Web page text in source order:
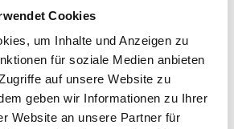
Cookies
um Inhalte und Anzeigen zu
für soziale Medien anbieten
auf unsere Website zu
geben wir Informationen zu Ihrer
Website an unsere Partner für
Video zu einem bestimmten Produkt
auswählen. Bitte beachten Sie, dass es
eigene Videos gibt.
Sie einen Code, mit dem Sie das Video
können.